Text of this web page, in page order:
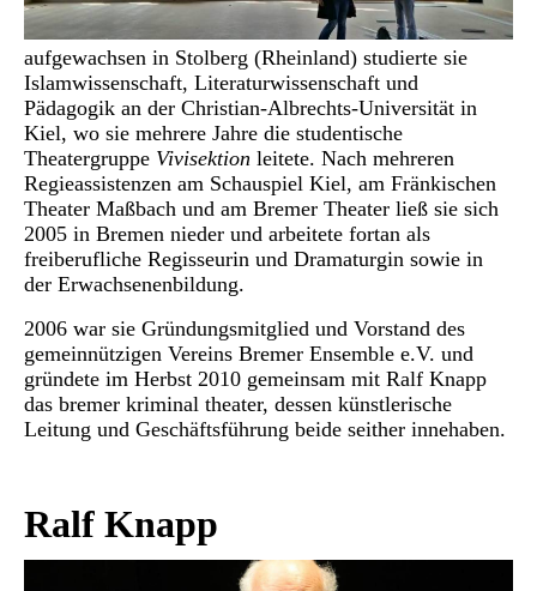
aufgewachsen in Stolberg (Rheinland) studierte sie
Islamwissenschaft, Literaturwissenschaft und
Pädagogik an der Christian-Albrechts-Universität in
Kiel, wo sie mehrere Jahre die studentische
Theatergruppe Vivisektion leitete. Nach mehreren
Regieassistenzen am Schauspiel Kiel, am Fränkischen
Theater Maßbach und am Bremer Theater ließ sie sich
2005 in Bremen nieder und arbeitete fortan als
freiberufliche Regisseurin und Dramaturgin sowie in
der Erwachsenenbildung.
2006 war sie Gründungsmitglied und Vorstand des
gemeinnützigen Vereins Bremer Ensemble e.V. und
gründete im Herbst 2010 gemeinsam mit Ralf Knapp
das bremer kriminal theater, dessen künstlerische
Leitung und Geschäftsführung beide seither innehaben.
Ralf Knapp